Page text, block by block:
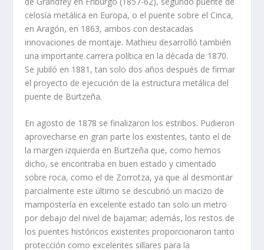
celosía metálica en Europa, o el puente sobre el Cinca,
en Aragón, en 1863, ambos con destacadas
innovaciones de montaje. Mathieu desarrolló también
una importante carrera política en la década de 1870.
Se jubiló en 1881, tan solo dos años después de firmar
el proyecto de ejecución de la estructura metálica del
puente de Burtzeña.
En agosto de 1878 se finalizaron los estribos. Pudieron
aprovecharse en gran parte los existentes, tanto el de
la margen izquierda en Burtzeña que, como hemos
dicho, se encontraba en buen estado y cimentado
sobre roca, como el de Zorrotza, ya que al desmontar
parcialmente este último se descubrió un macizo de
mampostería en excelente estado tan solo un metro
por debajo del nivel de bajamar; además, los restos de
los puentes históricos existentes proporcionaron tanto
protección como excelentes sillares para la